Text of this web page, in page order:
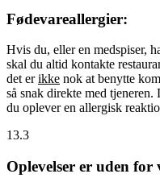
Fødevareallergier:
Hvis du, eller en medspiser,
skal du altid kontakte
det erikke nok at benytte
så snak direkte med
du oplever en allergisk
13.3
Oplevelser er uden